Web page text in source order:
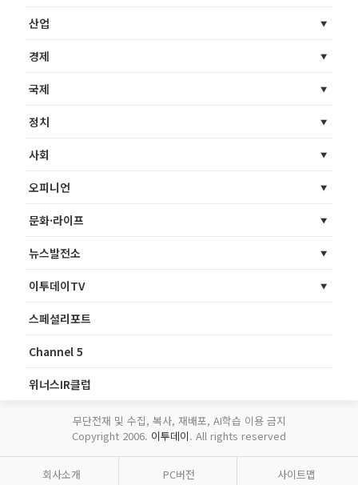
산업
경제
국제
정치
사회
오피니언
문화·라이프
뉴스발전소
이투데이TV
스페셜리포트
Channel 5
위너스IR클럽
무단전재 및 수집, 복사, 재배포, AI학습 이용 금지
Copyright 2006. 이투데이. All rights reserved
회사소개 PC버전 사이트맵